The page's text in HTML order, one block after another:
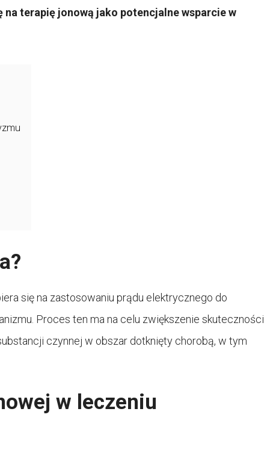
terapię jonową jako potencjalne wsparcie w
się na zastosowaniu prądu elektrycznego do
Proces ten ma na celu zwiększenie skuteczności
czynnej w obszar dotknięty chorobą, w tym
w leczeniu